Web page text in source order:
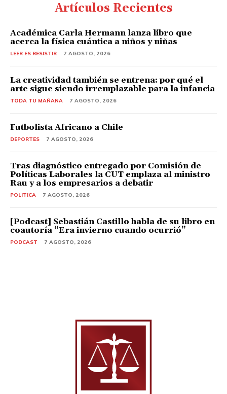
Artículos Recientes
Académica Carla Hermann lanza libro que
acerca la física cuántica a niños y niñas
LEER ES RESISTIR 7 AGOSTO, 2026
La creatividad también se entrena: por qué el
arte sigue siendo irremplazable para la infancia
TODA TU MAÑANA 7 AGOSTO, 2026
Futbolista Africano a Chile
DEPORTES 7 AGOSTO, 2026
Tras diagnóstico entregado por Comisión de
Políticas Laborales la CUT emplaza al ministro
Rau y a los empresarios a debatir
POLITICA 7 AGOSTO, 2026
[Podcast] Sebastián Castillo habla de su libro en
coautoría “Era invierno cuando ocurrió”
PODCAST 7 AGOSTO, 2026